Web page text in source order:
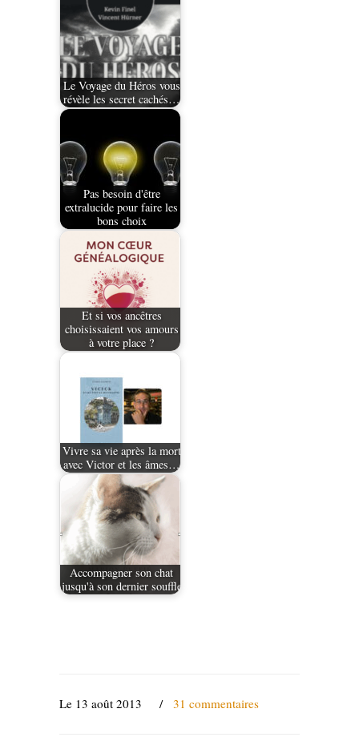
Le Voyage du Héros vous
révèle les secret cachés…
Pas besoin d'être
extralucide pour faire les
bons choix
Et si vos ancêtres
choisissaient vos amours
à votre place ?
Vivre sa vie après la mort
avec Victor et les âmes…
Accompagner son chat
jusqu'à son dernier souffle
Le 13 août 2013 / 31 commentaires